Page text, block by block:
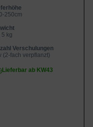
250cm
5 kg
Verschulungen
(2-fach verpflanzt)
Lieferbar ab KW43